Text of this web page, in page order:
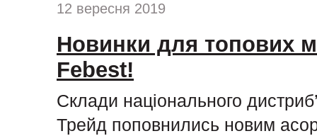
12 вересня 2019
Новинки для топових
Febest!
Склади національного
Трейд поповнились новим